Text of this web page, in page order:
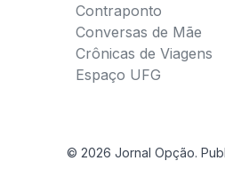
Contraponto
Conversas de Mãe
Crônicas de Viagens
Espaço UFG
© 2026 Jornal Opção.